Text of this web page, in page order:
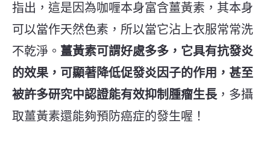
指出，這是因為咖喱本身富含薑黃素，其本身
可以當作天然色素，所以當它沾上衣服常常洗
不乾淨。 薑黃素可謂好處多多，它具有抗發炎
的效果，可顯著降低促發炎因子的作用，甚至
被許多研究中認證能有效抑制腫瘤生長 ，多攝
取薑黃素還能夠預防癌症的發生喔！